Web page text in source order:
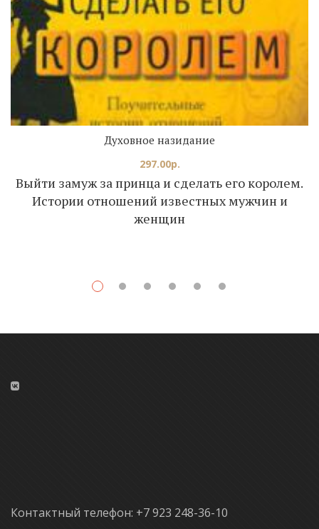
Выйти замуж за принца и сделать его королем.
Истории отношений известных мужчин и
женщин
Духовное назидание
297.00р.
Контактный телефон: +7 923 248-36-10